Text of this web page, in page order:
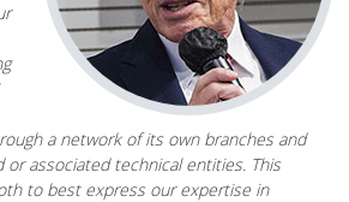
a network of its own branches and
or associated technical entities. This
to best express our expertise in